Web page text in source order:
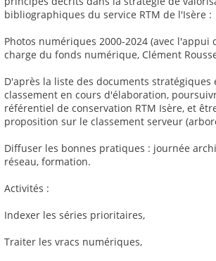
bibliographiques du service RTM de l'Isère :
Photos numériques 2000-2024 (avec
charge du fonds numérique, Clément
D'après la liste des documents stratégiques
classement en cours d'élaboration,
référentiel de conservation RTM Isère, et
proposition sur le classement serveur
Diffuser les bonnes pratiques : journée
réseau, formation.
Activités :
Indexer les séries prioritaires,
Traiter les vracs numériques,